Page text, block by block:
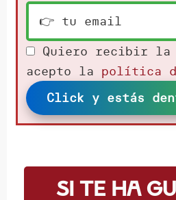
Quiero recibir la
acepto la política
Click y estás
Si te ha